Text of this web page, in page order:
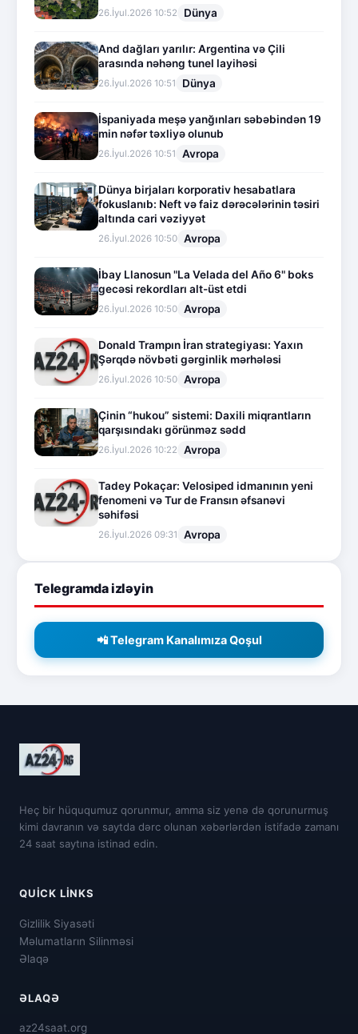
26.İyul.2026 10:52 Dünya
And dağları yarılır: Argentina və Çili
arasında nəhəng tunel layihəsi
26.İyul.2026 10:51 Dünya
İspaniyada meşə yanğınları səbəbindən 19
min nəfər təxliyə olunub
26.İyul.2026 10:51 Avropa
Dünya birjaları korporativ hesabatlara
fokuslanıb: Neft və faiz dərəcələrinin təsiri
altında cari vəziyyət
26.İyul.2026 10:50 Avropa
İbay Llanosun "La Velada del Año 6" boks
gecəsi rekordları alt-üst etdi
26.İyul.2026 10:50 Avropa
Donald Trampın İran strategiyası: Yaxın
Şərqdə növbəti gərginlik mərhələsi
26.İyul.2026 10:50 Avropa
Çinin “hukou” sistemi: Daxili miqrantların
qarşısındakı görünməz sədd
26.İyul.2026 10:22 Avropa
Tadey Pokaçar: Velosiped idmanının yeni
fenomeni və Tur de Fransın əfsanəvi
səhifəsi
26.İyul.2026 09:31 Avropa
Telegramda izləyin
📲 Telegram Kanalımıza Qoşul
Heç bir hüququmuz qorunmur, amma siz yenə də qorunurmuş
kimi davranın və saytda dərc olunan xəbərlərdən istifadə zamanı
24 saat saytına istinad edin.
QUICK LINKS
Gizlilik Siyasəti
Məlumatların Silinməsi
Əlaqə
ƏLAQƏ
az24saat.org